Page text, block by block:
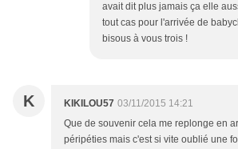
avait dit plus jamais ça elle
tout cas pour l'arrivée de
bisous à vous trois !
K KIKILOU57 03/11/2015 14:21
Que de souvenir cela me replonge en
péripéties mais c'est si vite oublié une